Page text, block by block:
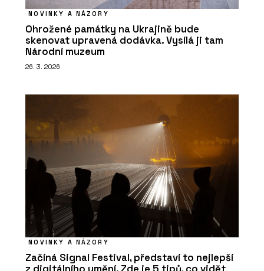
NOVINKY A NÁZORY
Ohrožené památky na Ukrajině bude
skenovat upravená dodávka. Vysílá ji tam
Národní muzeum
26. 3. 2026
NOVINKY A NÁZORY
Začíná Signal Festival, představí to nejlepší